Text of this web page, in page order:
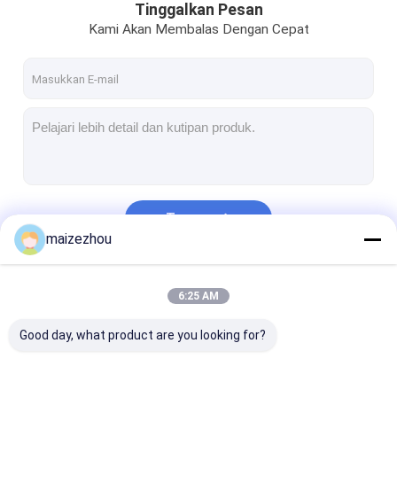
Pengering vakum microwave
Pengering Semprot Tekanan
Mesin Penggiling Prima
Pengaduk Serbuk Tipe V
Tinggalkan Pesan
Kami Akan Membalas Dengan Cepat
Terus
maizezhou
6:25 AM
Good day, what product are you looking for?